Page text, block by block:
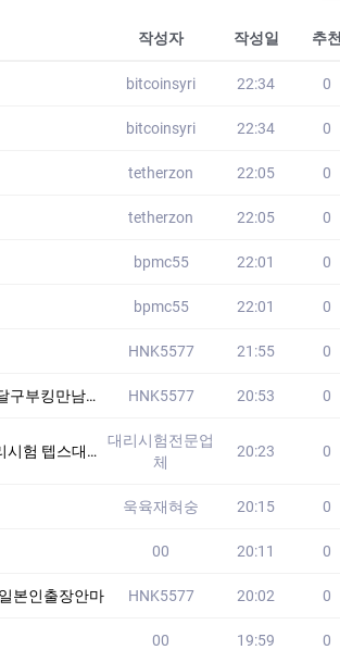
작성자 작성일 추천
bitcoinsyri 22:34 0
bitcoinsyri 22:34 0
tetherzon 22:05 0
tetherzon 22:05 0
bpmc55 22:01 0
bpmc55 22:01 0
HNK5577 21:55 0
팔달구번개만남 HNK5577 20:53 0
상담한적 없습니다!! 24
대리시험전문업
체
20:23 0
욱육재혀숭 20:15 0
00 20:11 0
본인출장안마 HNK5577 20:02 0
00 19:59 0